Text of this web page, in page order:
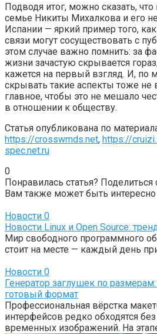
Подводя итог, можно сказать, что
семье Никиты Михалкова и его
Испании — яркий пример того,
связи могут сосуществовать с
этом случае важно помнить: за
жизни зачастую скрывается
кажется на первый взгляд. И, по
скрывать такие аспекты тоже не
главное, чтобы это не мешало
в отношении к обществу.
Статья опубликована по
https://crosswmds.net, https://
spec.net.ru
0
Понравилась статья? Поделиться
Вам также может быть интересно
Новости 0
Новости Linux и Open Source:
Мир свободного программного
стоит на месте — каждый день
Новости 0
Генератор заглушек по
готовый формат
Профессиональная вёрстка
интерфейсов редко обходятся
временных изображений. На